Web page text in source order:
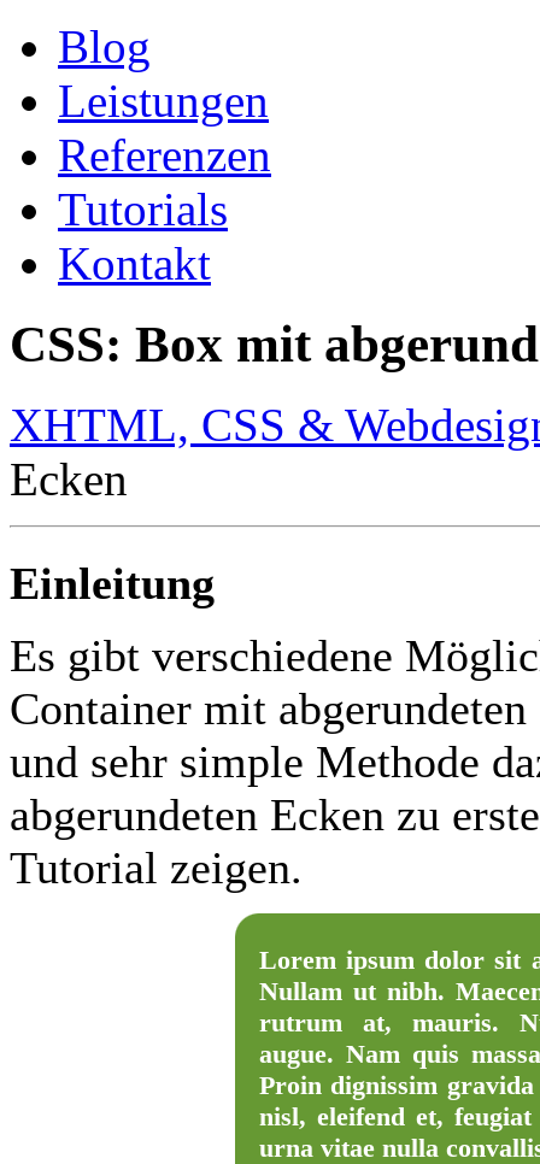
Blog
Leistungen
Referenzen
Tutorials
Kontakt
CSS: Box mit
XHTML, CSS &
Ecken
Einleitung
Es gibt verschiedene
Container mit
und sehr simple Methode
abgerundeten Ecken zu
Tutorial zeigen.
Lorem ipsum dolor sit
Nullam ut nibh.
rutrum at, mauris.
augue. Nam quis
Proin dignissim
nisl, eleifend et,
urna vitae nulla